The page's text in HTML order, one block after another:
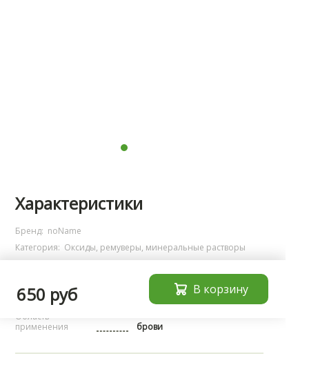
Характеристики
Бренд: noName
Категория: Оксиды, ремуверы, минеральные растворы
Германия
Тип
ремувер
Область
применения
брови
650 руб В корзину